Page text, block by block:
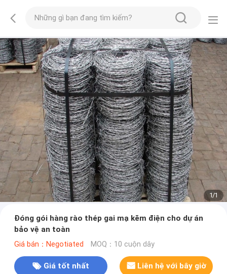
1/1
Đóng gói hàng rào thép gai mạ kẽm điện cho dự án
bảo vệ an toàn
Giá bán：Negotiated MOQ：10 cuộn dây
Giá tốt nhất Liên hệ với bây giờ